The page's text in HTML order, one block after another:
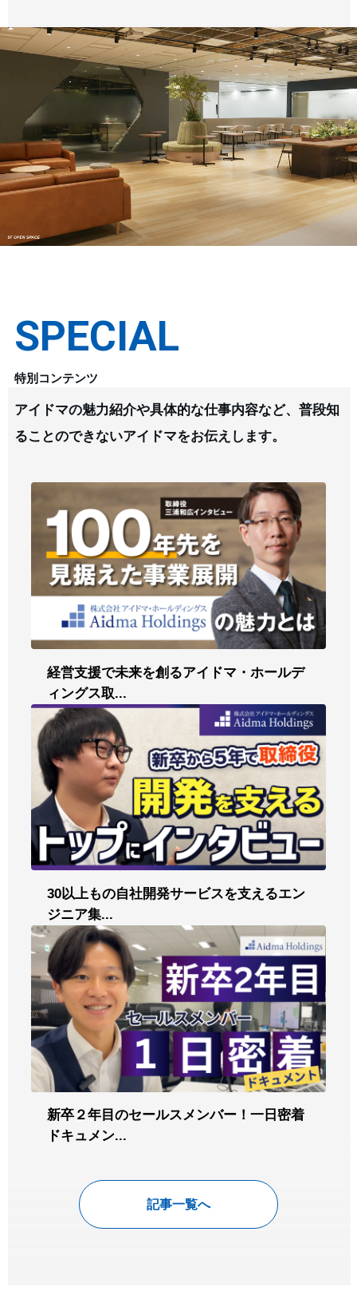
SPECIAL
特別コンテンツ
アイドマの魅力紹介や具体的な仕事内容など、普段知
ることのできないアイドマをお伝えします。
経営支援で未来を創るアイドマ・ホールデ
ィングス取...
30以上もの自社開発サービスを支えるエン
ジニア集...
新卒２年目のセールスメンバー！一日密着
ドキュメン...
記事一覧へ